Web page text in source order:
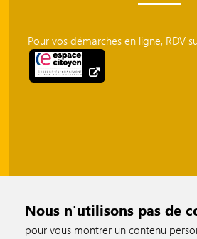
Nous n'utilisons pas de
pour vous montrer un contenu
Pour vos démarches en ligne, RDV